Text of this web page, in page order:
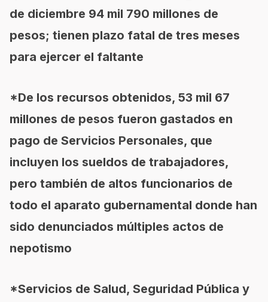
de diciembre 94 mil 790 millones de
pesos; tienen plazo fatal de tres meses
para ejercer el faltante
*De los recursos obtenidos, 53 mil 67
millones de pesos fueron gastados en
pago de Servicios Personales, que
incluyen los sueldos de trabajadores,
pero también de altos funcionarios de
todo el aparato gubernamental donde han
sido denunciados múltiples actos de
nepotismo
*Servicios de Salud, Seguridad Pública y